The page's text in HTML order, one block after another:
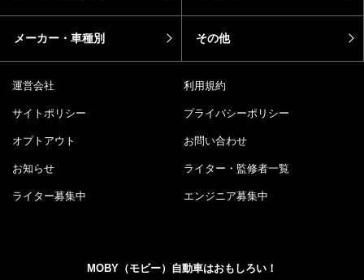
メーカー・車種別 その他
運営会社 利用規約
サイトポリシー プライバシーポリシー
オプトアウト お問い合わせ
お知らせ ライター・監修者一覧
ライター募集中 エンジニア募集中
MOBY（モビー）自動車はおもしろい！